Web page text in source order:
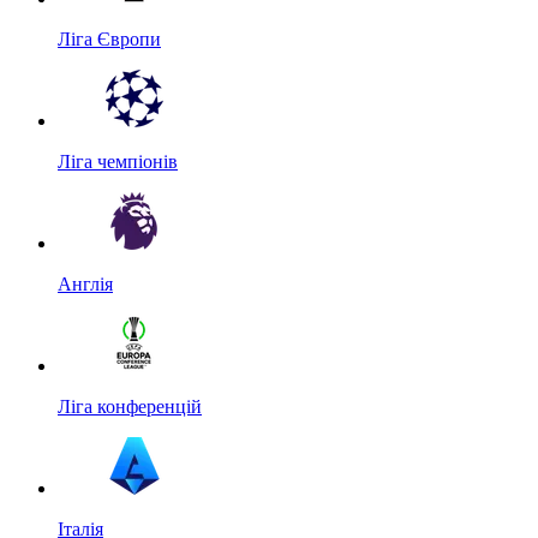
Ліга Європи
Ліга чемпіонів
Англія
Ліга конференцій
Італія